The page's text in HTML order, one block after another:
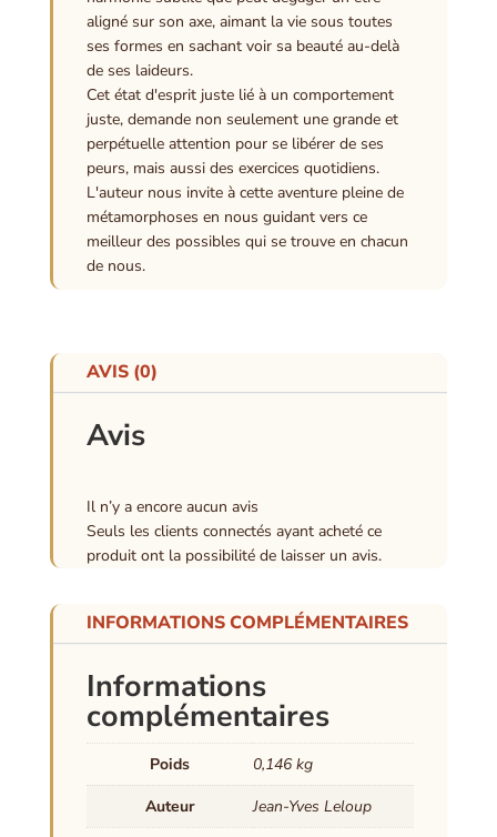
aligné sur son axe, aimant la vie sous toutes
ses formes en sachant voir sa beauté au-delà
de ses laideurs.
Cet état d'esprit juste lié à un comportement
juste, demande non seulement une grande et
perpétuelle attention pour se libérer de ses
peurs, mais aussi des exercices quotidiens.
L'auteur nous invite à cette aventure pleine de
métamorphoses en nous guidant vers ce
meilleur des possibles qui se trouve en chacun
de nous.
AVIS (0)
Avis
Il n’y a encore aucun avis
Seuls les clients connectés ayant acheté ce
produit ont la possibilité de laisser un avis.
INFORMATIONS COMPLÉMENTAIRES
Informations
complémentaires
Poids
0,146 kg
Auteur
Jean-Yves Leloup